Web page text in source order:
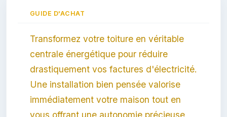
GUIDE D'ACHAT
Transformez votre toiture en véritable
centrale énergétique pour réduire
drastiquement vos factures d'électricité.
Une installation bien pensée valorise
immédiatement votre maison tout en